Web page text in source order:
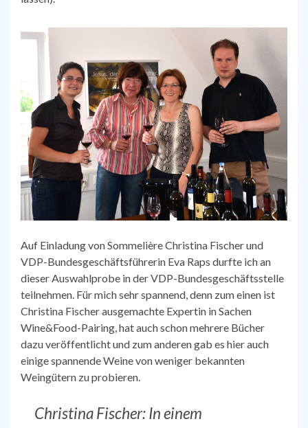
Auf Einladung von Sommelière Christina Fischer und
VDP-Bundesgeschäftsführerin Eva Raps durfte ich an
dieser Auswahlprobe in der VDP-Bundesgeschäftsstelle
teilnehmen. Für mich sehr spannend, denn zum einen ist
Christina Fischer ausgemachte Expertin in Sachen
Wine&Food-Pairing, hat auch schon mehrere Bücher
dazu veröffentlicht und zum anderen gab es hier auch
einige spannende Weine von weniger bekannten
Weingütern zu probieren.
Christina Fischer: In einem